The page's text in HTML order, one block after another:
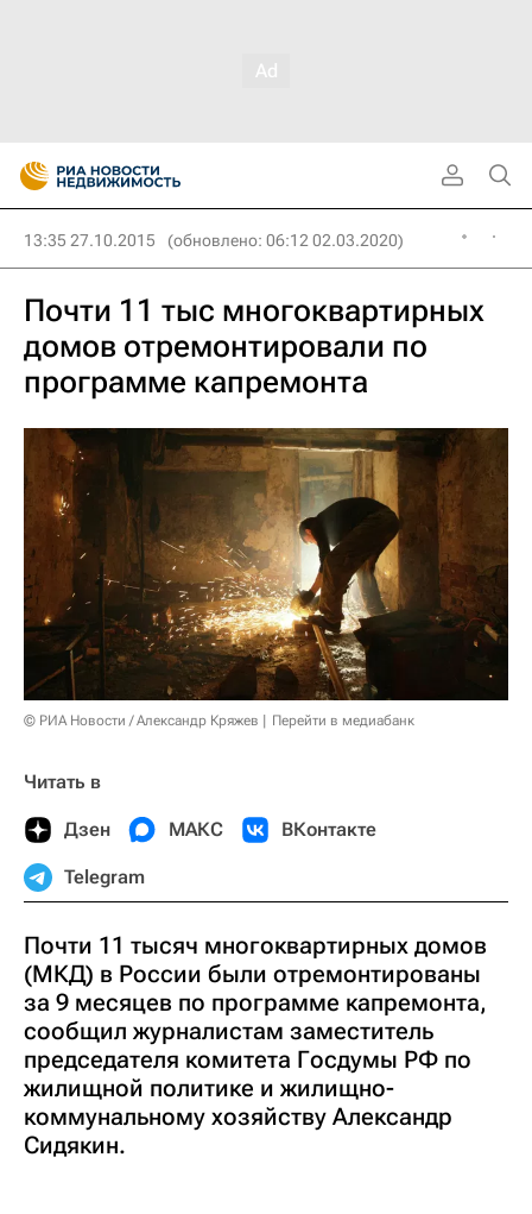
13:35 27.10.2015 (обновлено: 06:12 02.03.2020)
Почти 11 тыс многоквартирных
домов отремонтировали по
программе капремонта
© РИА Новости / Александр Кряжев Перейти в медиабанк
Читать в
Дзен МАКС ВКонтакте
Telegram
Почти 11 тысяч многоквартирных домов
(МКД) в России были отремонтированы
за 9 месяцев по программе капремонта,
сообщил журналистам заместитель
председателя комитета Госдумы РФ по
жилищной политике и жилищно-
коммунальному хозяйству Александр
Сидякин.